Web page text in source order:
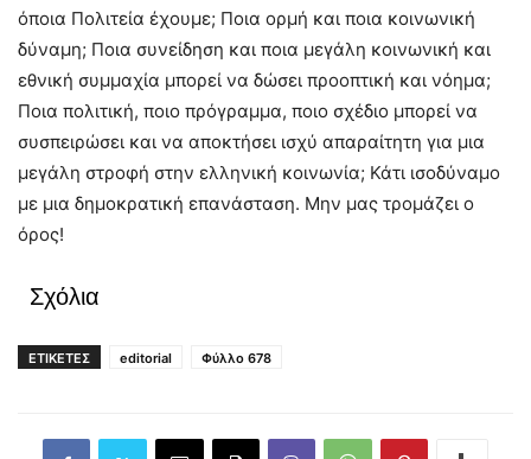
όποια Πολιτεία έχουμε; Ποια ορμή και ποια κοινωνική
δύναμη; Ποια συνείδηση και ποια μεγάλη κοινωνική και
εθνική συμμαχία μπορεί να δώσει προοπτική και νόημα;
Ποια πολιτική, ποιο πρόγραμμα, ποιο σχέδιο μπορεί να
συσπειρώσει και να αποκτήσει ισχύ απαραίτητη για μια
μεγάλη στροφή στην ελληνική κοινωνία; Κάτι ισοδύναμο
με μια δημοκρατική επανάσταση. Μην μας τρομάζει ο
όρος!
Σχόλια
ΕΤΙΚΕΤΕΣ editorial Φύλλο 678